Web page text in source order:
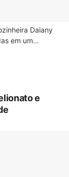
Daiany
em um...
e